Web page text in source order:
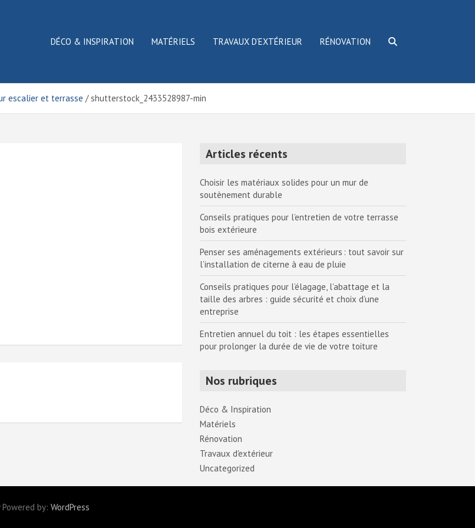
DÉCO & INSPIRATION MATÉRIELS TRAVAUX D’EXTÉRIEUR RÉNOVATION
escalier et terrasse shutterstock_2433528987-min
Articles récents
Choisir les matériaux solides pour un mur de
soutènement durable
Conseils pratiques pour l’entretien de votre terrasse
bois extérieure
Penser ses aménagements extérieurs : tout savoir sur
l’installation de citerne à eau de pluie
Conseils pratiques pour l’élagage, l’abattage et la
taille des arbres : guide sécurité et choix d’une
entreprise
Entretien annuel du toit : les étapes essentielles
pour prolonger la durée de vie de votre toiture
Nos rubriques
Déco & Inspiration
Matériels
Rénovation
Travaux d'extérieur
Uncategorized
by: WordPress